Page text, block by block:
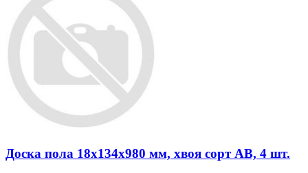
Доска пола 18х134х980 мм, хвоя сорт АВ, 4 шт.